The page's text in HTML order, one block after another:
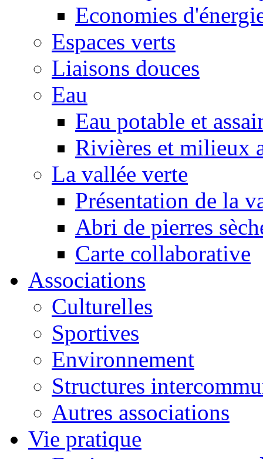
Economies
Espaces verts
Liaisons douces
Eau
Eau potable et
Rivières et milieux
La vallée verte
Présentation de la
Abri de pierres
Carte collaborative
Associations
Culturelles
Sportives
Environnement
Structures
Autres associations
Vie pratique